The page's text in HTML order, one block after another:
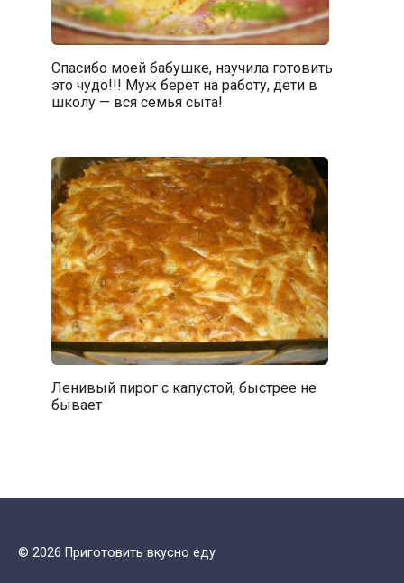
Спасибо моей бабушке, научила готовить
это чудо!!! Муж берет на работу, дети в
школу — вся семья сыта!
Ленивый пирог с капустой, быстрее не
бывает
© 2026 Приготовить вкусно еду